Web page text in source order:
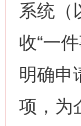
系统（
收“一
明确申
项，为